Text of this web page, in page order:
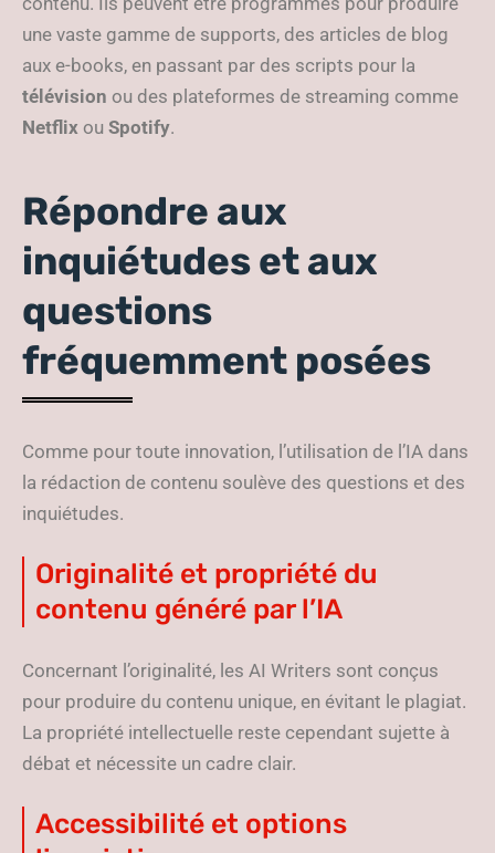
une vaste gamme de supports, des articles de blog
aux e-books, en passant par des scripts pour la
télévision ou des plateformes de streaming comme
Netflix ou Spotify.
Répondre aux
inquiétudes et aux
questions
fréquemment posées
Comme pour toute innovation, l’utilisation de l’IA dans
la rédaction de contenu soulève des questions et des
inquiétudes.
Originalité et propriété du
contenu généré par l’IA
Concernant l’originalité, les AI Writers sont conçus
pour produire du contenu unique, en évitant le plagiat.
La propriété intellectuelle reste cependant sujette à
débat et nécessite un cadre clair.
Accessibilité et options